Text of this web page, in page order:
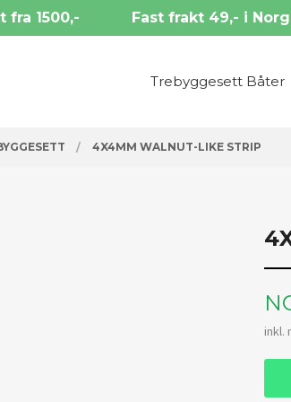
fra 1500,- Fast frakt 49,- i
Trebyggesett Båter
4X4MM WALNUT-LIKE STRIP
inkl.